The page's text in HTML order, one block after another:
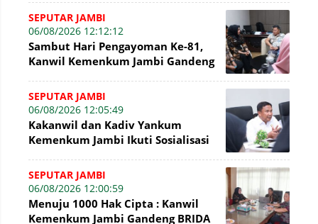
SEPUTAR JAMBI
06/08/2026 12:12:12
Sambut Hari Pengayoman Ke-81,
Kanwil Kemenkum Jambi Gandeng
Gratis
SEPUTAR JAMBI
06/08/2026 12:05:49
Kakanwil dan Kadiv Yankum
Kemenkum Jambi Ikuti Sosialisasi
Secara Admin
SEPUTAR JAMBI
06/08/2026 12:00:59
Menuju 1000 Hak Cipta : Kanwil
Kemenkum Jambi Gandeng BRIDA